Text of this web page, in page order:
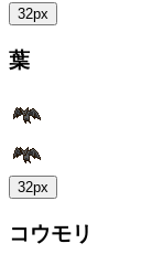
32px
葉
32px
コウモリ